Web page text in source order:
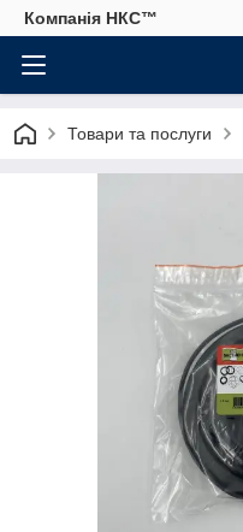
Компанія НКС™
Товари та послуги